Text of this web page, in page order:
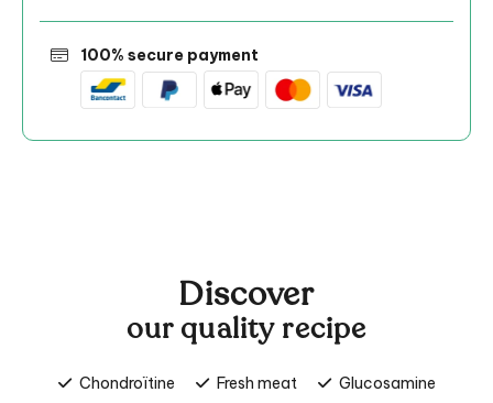
100% secure payment
Discover
our quality recipe
Chondroïtine Fresh meat Glucosamine